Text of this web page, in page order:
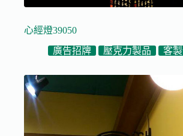
心經燈39050
廣告招牌
壓克力製品 客